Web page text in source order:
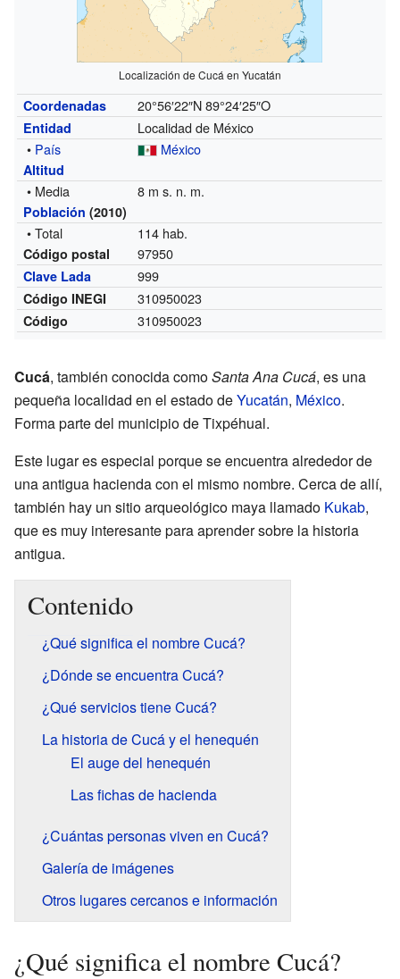
Localización de Cucá en Yucatán
Coordenadas 20°56′22″N 89°24′25″O
Entidad
Localidad de México
• País México
Altitud
• Media 8 m s. n. m.
Población (2010)
• Total 114 hab.
Código postal 97950
Clave Lada 999
Código INEGI 310950023
Código 310950023
Cucá, también conocida comoSanta Ana Cucá, es una
pequeña localidad en el estado deYucatán, México.
Forma parte del municipio de Tixpéhual.
Este lugar es especial porque se encuentra alrededor de
una antigua hacienda con el mismo nombre. Cerca de allí,
también hay un sitio arqueológico maya llamado Kukab,
que es muy interesante para aprender sobre la historia
antigua.
Contenido
¿Qué significa el nombre Cucá?
¿Dónde se encuentra Cucá?
¿Qué servicios tiene Cucá?
La historia de Cucá y el henequén
El auge del henequén
Las fichas de hacienda
¿Cuántas personas viven en Cucá?
Galería de imágenes
Otros lugares cercanos e información
¿Qué significa el nombre Cucá?